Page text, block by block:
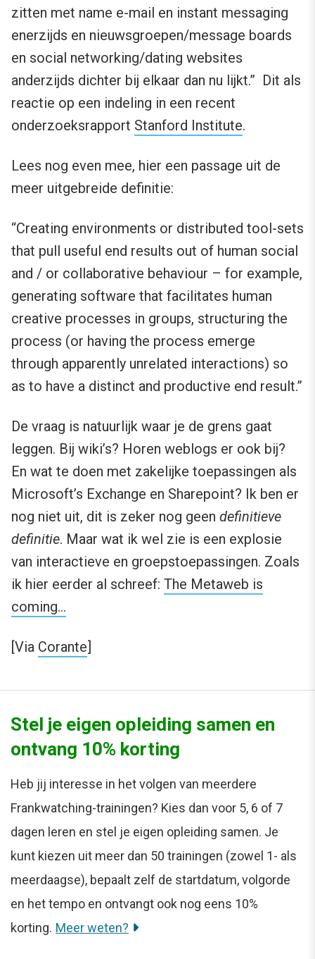
zitten met name e-mail en instant messaging
enerzijds en nieuwsgroepen/message boards
en social networking/dating websites
anderzijds dichter bij elkaar dan nu lijkt.” Dit als
reactie op een indeling in een recent
onderzoeksrapport Stanford Institute.
Lees nog even mee, hier een passage uit de
meer uitgebreide definitie:
“Creating environments or distributed tool-sets
that pull useful end results out of human social
and / or collaborative behaviour – for example,
generating software that facilitates human
creative processes in groups, structuring the
process (or having the process emerge
through apparently unrelated interactions) so
as to have a distinct and productive end result.”
De vraag is natuurlijk waar je de grens gaat
leggen. Bij wiki’s? Horen weblogs er ook bij?
En wat te doen met zakelijke toepassingen als
Microsoft’s Exchange en Sharepoint? Ik ben er
nog niet uit, dit is zeker nog geen definitieve
definitie. Maar wat ik wel zie is een explosie
van interactieve en groepstoepassingen. Zoals
ik hier eerder al schreef: The Metaweb is
coming…
[Via Corante]
Stel je eigen opleiding samen en
ontvang 10% korting
Heb jij interesse in het volgen van meerdere
Frankwatching-trainingen? Kies dan voor 5, 6 of 7
dagen leren en stel je eigen opleiding samen. Je
kunt kiezen uit meer dan 50 trainingen (zowel 1- als
meerdaagse), bepaalt zelf de startdatum, volgorde
en het tempo en ontvangt ook nog eens 10%
korting. Meer weten?